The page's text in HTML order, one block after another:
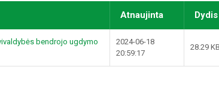
Atnaujinta Dydis
bendrojo ugdymo
2024-06-18
20:59:17
28.29